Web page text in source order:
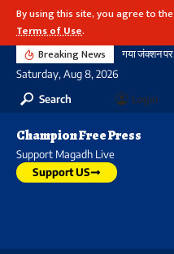
By using this site, you agree to the
Terms of Use.
Breaking News
Saturday, Aug 8, 2026
Search
Login
Champion Free Press
Support Magadh Live
Support US